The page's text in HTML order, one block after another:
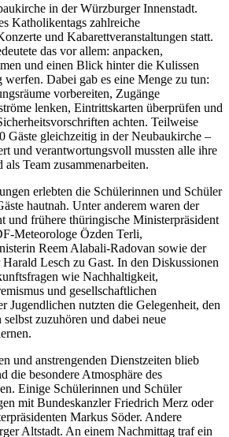
in der Würzburger Innenstadt.
Katholikentags zahlreiche
und Kabarettveranstaltungen statt.
das vor allem: anpacken,
und einen Blick hinter die Kulissen
werfen. Dabei gab es eine Menge zu tun:
vorbereiten, Zugänge
lenken, Eintrittskarten überprüfen und
achten. Teilweise
Gäste gleichzeitig in der Neubaukirche –
und verantwortungsvoll mussten alle ihre
Team zusammenarbeiten.
erlebten die Schülerinnen und Schüler
hautnah. Unter anderem waren der
und frühere thüringische Ministerpräsident
Meteorologe Özden Terli,
Reem Alabali-Radovan sowie der
Lesch zu Gast. In den Diskussionen
wie Nachhaltigkeit,
und gesellschaftlichen
Jugendlichen nutzten die Gelegenheit, den
zuzuhören und dabei neue
und anstrengenden Dienstzeiten blieb
die besondere Atmosphäre des
Einige Schülerinnen und Schüler
mit Bundeskanzler Friedrich Merz oder
Markus Söder. Andere
Altstadt. An einem Nachmittag traf ein